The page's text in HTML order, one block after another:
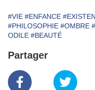
#VIE #ENFANCE
#PHILOSOPHIE #OMBRE
ODILE #BEAUTÉ
Partager